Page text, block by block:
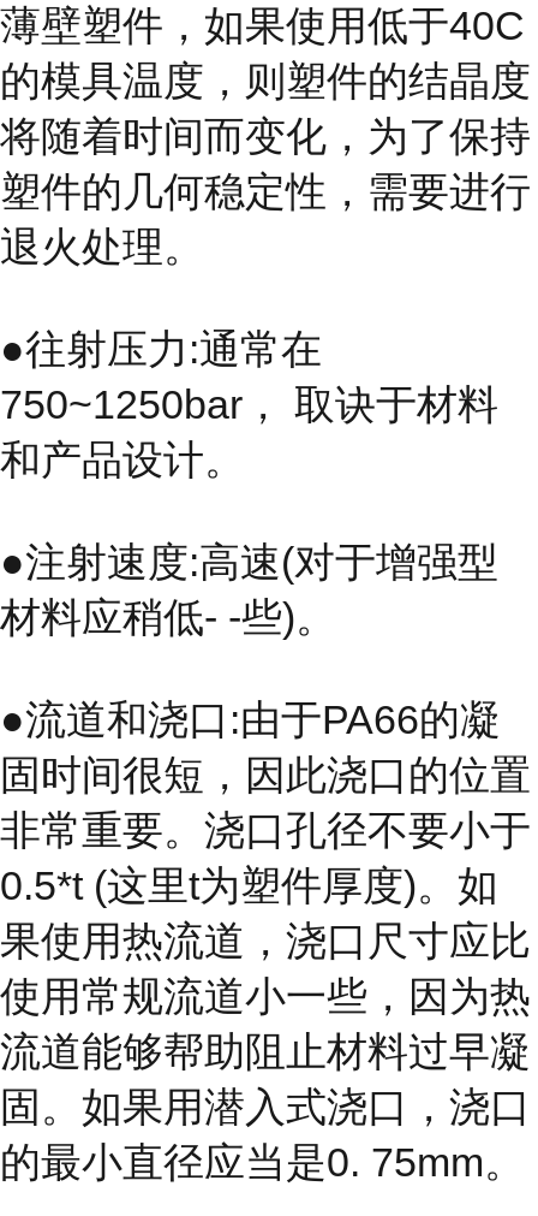
薄壁塑件，如果使用低于40C
的模具温度，则塑件的结晶度
将随着时间而变化，为了保持
塑件的几何稳定性，需要进行
退火处理。
●往射压力:通常在
750~1250bar， 取诀于材料
和产品设计。
●注射速度:高速(对于增强型
材料应稍低- -些)。
●流道和浇口:由于PA66的凝
固时间很短，因此浇口的位置
非常重要。浇口孔径不要小于
0.5*t (这里t为塑件厚度)。如
果使用热流道，浇口尺寸应比
使用常规流道小一些，因为热
流道能够帮助阻止材料过早凝
固。如果用潜入式浇口，浇口
的最小直径应当是0. 75mm。